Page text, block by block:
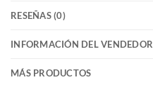
RESEÑAS (0)
INFORMACIÓN DEL VENDEDOR
MÁS PRODUCTOS